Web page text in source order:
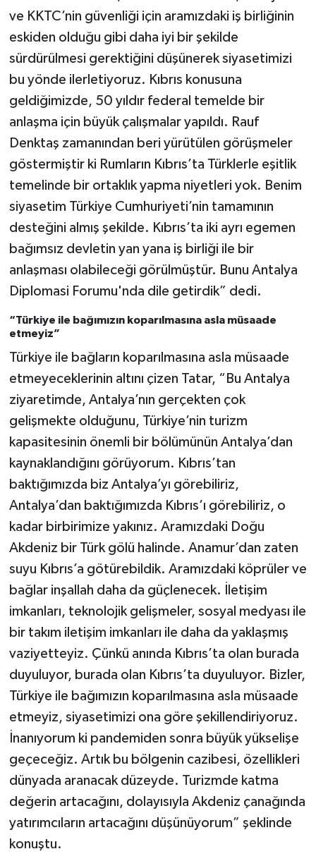
ve KKTC’nin güvenliği için aramızdaki iş birliğinin
eskiden olduğu gibi daha iyi bir şekilde
sürdürülmesi gerektiğini düşünerek siyasetimizi
bu yönde ilerletiyoruz. Kıbrıs konusuna
geldiğimizde, 50 yıldır federal temelde bir
anlaşma için büyük çalışmalar yapıldı. Rauf
Denktaş zamanından beri yürütülen görüşmeler
göstermiştir ki Rumların Kıbrıs’ta Türklerle eşitlik
temelinde bir ortaklık yapma niyetleri yok. Benim
siyasetim Türkiye Cumhuriyeti’nin tamamının
desteğini almış şekilde. Kıbrıs’ta iki ayrı egemen
bağımsız devletin yan yana iş birliği ile bir
anlaşması olabileceği görülmüştür. Bunu Antalya
Diplomasi Forumu'nda dile getirdik” dedi.
“Türkiye ile bağımızın koparılmasına asla müsaade
etmeyiz”
Türkiye ile bağların koparılmasına asla müsaade
etmeyeceklerinin altını çizen Tatar, “Bu Antalya
ziyaretimde, Antalya’nın gerçekten çok
gelişmekte olduğunu, Türkiye’nin turizm
kapasitesinin önemli bir bölümünün Antalya’dan
kaynaklandığını görüyorum. Kıbrıs’tan
baktığımızda biz Antalya’yı görebiliriz,
Antalya’dan baktığımızda Kıbrıs’ı görebiliriz, o
kadar birbirimize yakınız. Aramızdaki Doğu
Akdeniz bir Türk gölü halinde. Anamur’dan zaten
suyu Kıbrıs’a götürebildik. Aramızdaki köprüler ve
bağlar inşallah daha da güçlenecek. İletişim
imkanları, teknolojik gelişmeler, sosyal medyası ile
bir takım iletişim imkanları ile daha da yaklaşmış
vaziyetteyiz. Çünkü anında Kıbrıs’ta olan burada
duyuluyor, burada olan Kıbrıs’ta duyuluyor. Bizler,
Türkiye ile bağımızın koparılmasına asla müsaade
etmeyiz, siyasetimizi ona göre şekillendiriyoruz.
İnanıyorum ki pandemiden sonra büyük yükselişe
geçeceğiz. Artık bu bölgenin cazibesi, özellikleri
dünyada aranacak düzeyde. Turizmde katma
değerin artacağını, dolayısıyla Akdeniz çanağında
yatırımcıların artacağını düşünüyorum” şeklinde
konuştu.